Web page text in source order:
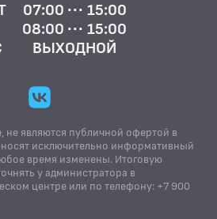
07:00 ··· 15:00
08:00 ··· 15:00
ВЫХОДНОЙ
не являются публичной офертой в
исключительно информативный
время изменены. Итоговую
у администратора в
центре или по телефону: +7 900